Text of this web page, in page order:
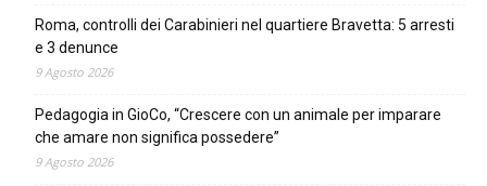
Roma, controlli dei Carabinieri nel quartiere Bravetta: 5 arresti
e 3 denunce
9 Agosto 2026
Pedagogia in GioCo, “Crescere con un animale per imparare
che amare non significa possedere”
9 Agosto 2026